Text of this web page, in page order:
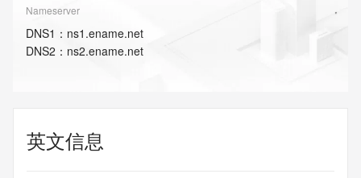
Nameserver
DNS1 ： ns1.ename.net
DNS2 ： ns2.ename.net
英文信息